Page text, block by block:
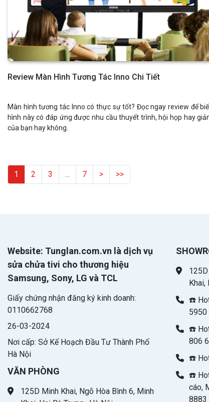
Review Màn Hình Tương Tác Inno Chi Tiết
Màn hình tương tác Inno có thực sự tốt? Đọc ngay review để
hình này có đáp ứng được nhu cầu thuyết trình, hội họp hay
của bạn hay không.
1 2 3 ... 7 > >>
Website: Tunglan.com.vn là dịch vụ
sửa chửa tivi cho thương hiệu
Samsung, Sony, LG và TCL
Giấy chứng nhận đăng ký kinh doanh:
0110662768
26-03-2024
Nơi cấp: Sở Kế Hoạch Đầu Tư Thành Phố
Hà Nội
VĂN PHÒNG
125D Minh Khai, Ngõ Hòa Bình 6, Minh
☎️
5950
☎️
806
☎️
☎️
cáo,
8883